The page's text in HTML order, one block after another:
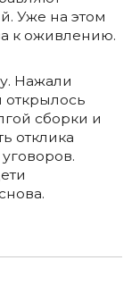
Уже на этом
к оживлению.
Нажали
открылось
сборки и
отклика